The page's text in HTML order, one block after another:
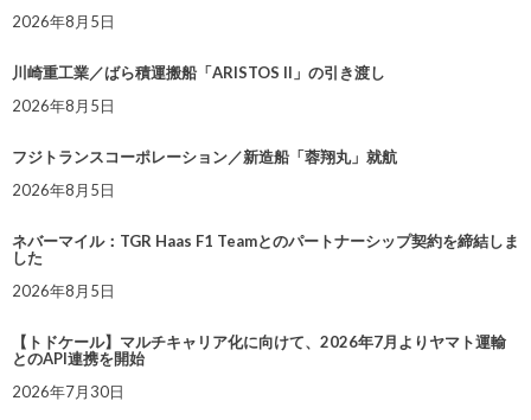
2026年8月5日
川崎重工業／ばら積運搬船「ARISTOS II」の引き渡し
2026年8月5日
フジトランスコーポレーション／新造船「蓉翔丸」就航
2026年8月5日
ネバーマイル：TGR Haas F1 Teamとのパートナーシップ契約を締結しま
した
2026年8月5日
【トドケール】マルチキャリア化に向けて、2026年7月よりヤマト運輸
とのAPI連携を開始
2026年7月30日